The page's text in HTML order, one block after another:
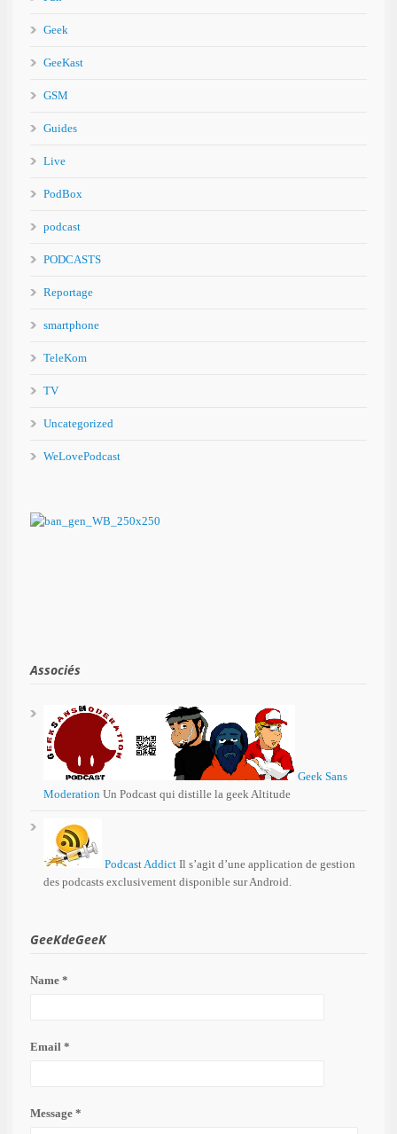
Geek
GeeKast
GSM
Guides
Live
PodBox
podcast
PODCASTS
Reportage
smartphone
TeleKom
TV
Uncategorized
WeLovePodcast
Associés
Geek Sans
Moderation Un Podcast qui distille la geek Altitude
Podcast Addict Il s’agit d’une application de gestion
des podcasts exclusivement disponible sur Android.
GeeKdeGeeK
Name *
Email *
Message *